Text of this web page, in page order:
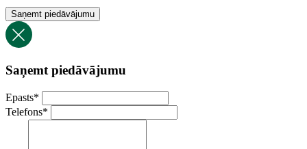
Saņemt piedāvājumu
Saņemt piedāvājumu
Epasts*
Telefons*